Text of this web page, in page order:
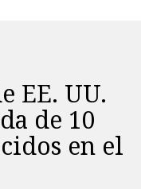
EE. UU.
de 10
en el